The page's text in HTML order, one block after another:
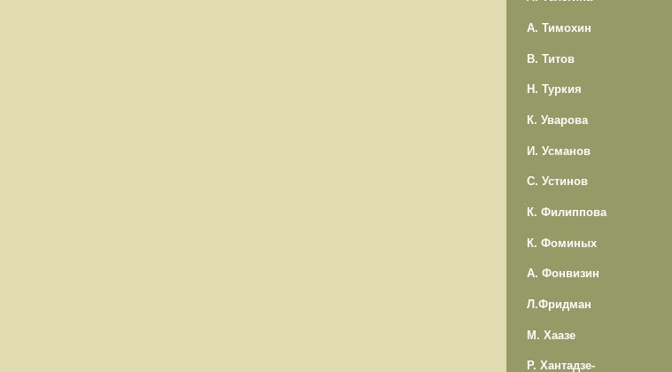
А. Тимохин
В. Титов
Н. Туркия
К. Уварова
И. Усманов
С. Устинов
К. Филиппова
К. Фоминых
А. Фонвизин
Л.Фридман
М. Хаазе
Р. Хантадзе-